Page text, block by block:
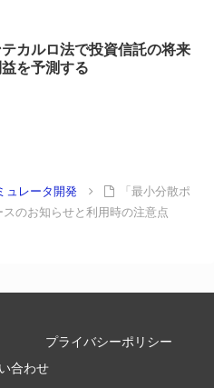
カルロ法で投資信託の将来
を予測する
ュレータ開発
「最小分散ポ
のお知らせと利用時の注意点
プライバシーポリシー
合わせ